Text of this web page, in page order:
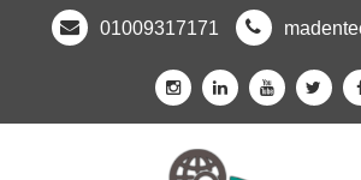
01009317171